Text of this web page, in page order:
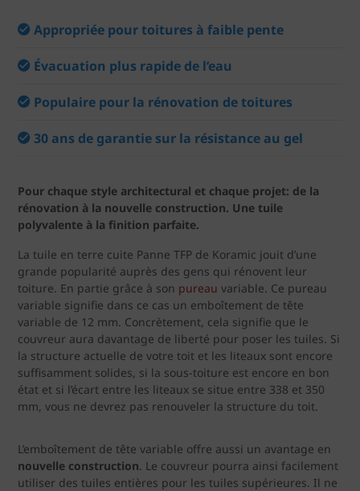
Appropriée pour toitures à faible pente
Évacuation plus rapide de l’eau
Populaire pour la rénovation de toitures
30 ans de garantie sur la résistance au gel
Pour chaque style architectural et chaque projet: de la
rénovation à la nouvelle construction. Une tuile
polyvalente à la finition parfaite.
La tuile en terre cuite Panne TFP de Koramic jouit d’une
grande popularité auprès des gens qui rénovent leur
toiture. En partie grâce à son pureau variable. Ce pureau
variable signifie dans ce cas un emboîtement de tête
variable de 12 mm. Concrètement, cela signifie que le
couvreur aura davantage de liberté pour poser les tuiles. Si
la structure actuelle de votre toit et les liteaux sont encore
suffisamment solides, si la sous-toiture est encore en bon
état et si l’écart entre les liteaux se situe entre 338 et 350
mm, vous ne devrez pas renouveler la structure du toit.
L’emboîtement de tête variable offre aussi un avantage en
nouvelle construction. Le couvreur pourra ainsi facilement
utiliser des tuiles entières pour les tuiles supérieures. Il ne